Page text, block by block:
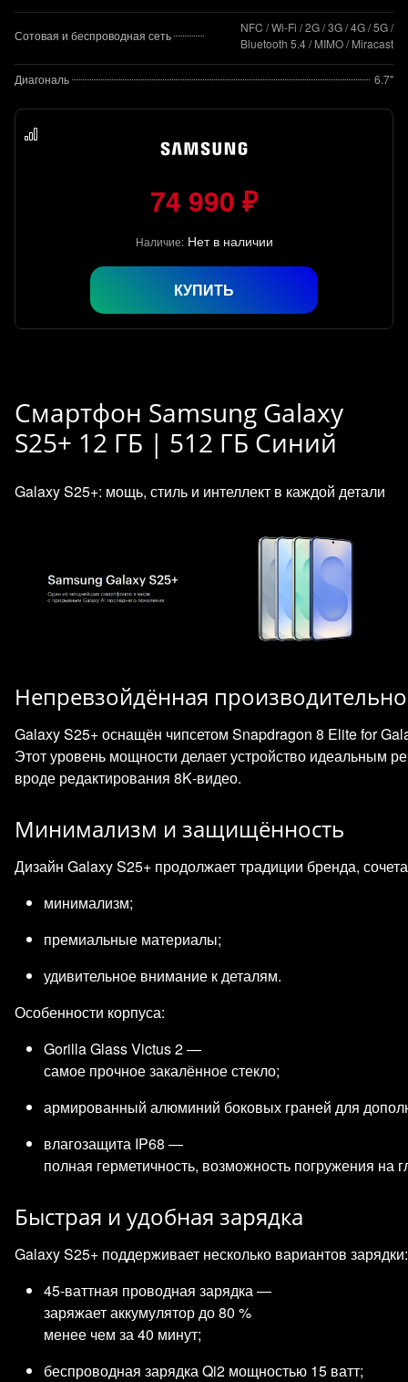
Сотовая и беспроводная сеть
NFC / Wi-Fi / 2G / 3G / 4G / 5G /
Bluetooth 5.4 / MIMO / Miracast
Диагональ 6.7"
74 990 ₽
Наличие: Нет в наличии
КУПИТЬ
Смартфон Samsung Galaxy
S25+ 12 ГБ | 512 ГБ Синий
Galaxy S25+: мощь, стиль и интеллект в каждой детали
Непревзойдённая
Galaxy S25+ оснащён чипсетом Snapdragon 8 Elite for
Этот уровень мощности делает устройство идеальным
вроде редактирования 8K‑видео.
Минимализм и защищённость
Дизайн Galaxy S25+ продолжает традиции бренда,
минимализм;
премиальные материалы;
удивительное внимание к деталям.
Особенности корпуса:
Gorilla Glass Victus 2 —
самое прочное закалённое стекло;
армированный алюминий боковых граней для
влагозащита IP68 —
полная герметичность, возможность погружения на
Быстрая и удобная зарядка
Galaxy S25+ поддерживает несколько вариантов зарядки:
45‑ваттная проводная зарядка —
заряжает аккумулятор до 80 %
менее чем за 40 минут;
беспроводная зарядка Qi2 мощностью 15 ватт;